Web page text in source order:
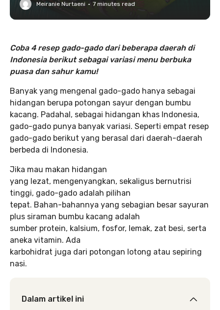
Meiranie Nurtaeni · 7 minutes read
Coba 4 resep gado-gado dari beberapa daerah di
Indonesia berikut sebagai variasi menu berbuka
puasa dan sahur kamu!
Banyak yang mengenal gado-gado hanya sebagai
hidangan berupa potongan sayur dengan bumbu
kacang. Padahal, sebagai hidangan khas Indonesia,
gado-gado punya banyak variasi. Seperti empat resep
gado-gado berikut yang berasal dari daerah-daerah
berbeda di Indonesia.
Jika mau makan hidangan
yang lezat, mengenyangkan, sekaligus bernutrisi
tinggi, gado-gado adalah pilihan
tepat. Bahan-bahannya yang sebagian besar sayuran
plus siraman bumbu kacang adalah
sumber protein, kalsium, fosfor, lemak, zat besi, serta
aneka vitamin. Ada
karbohidrat juga dari potongan lotong atau sepiring
nasi.
Dalam artikel ini